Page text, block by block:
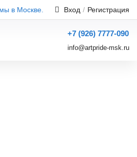
в Москве. Широкий ассортимент.
Вход / Регистрация
+7 (926) 7777-090
info@artpride-msk.ru